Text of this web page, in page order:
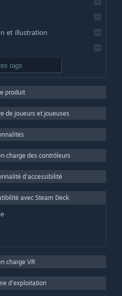
et illustration
multijoueur
vidéo
produit
de joueurs et joueuses
charge des contrôleurs
d'accessibilité
avec Steam Deck
charge VR
d'exploitation